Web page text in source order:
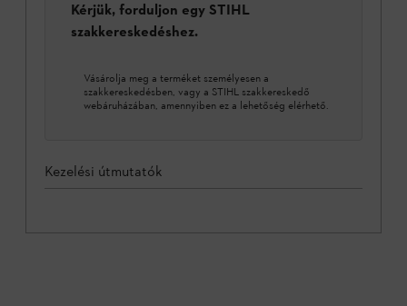
Kérjük, forduljon egy STIHL
szakkereskedéshez.
Vásárolja meg a terméket személyesen a
szakkereskedésben, vagy a STIHL szakkereskedő
webáruházában, amennyiben ez a lehetőség elérhető.
Kezelési útmutatók